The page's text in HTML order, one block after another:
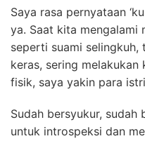
Saya rasa pernyataan
ya. Saat kita mengalami
seperti suami selingkuh,
keras, sering melakukan
fisik, saya yakin para
Sudah bersyukur, sudah
untuk introspeksi dan